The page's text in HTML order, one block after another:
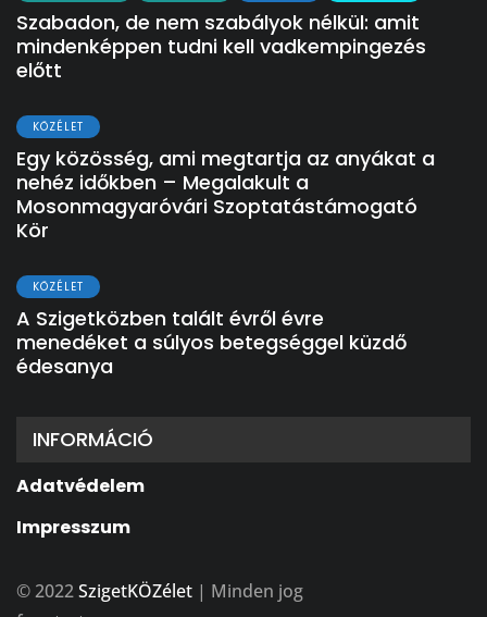
Szabadon, de nem szabályok nélkül: amit
mindenképpen tudni kell vadkempingezés
előtt
KÖZÉLET
Egy közösség, ami megtartja az anyákat a
nehéz időkben – Megalakult a
Mosonmagyaróvári Szoptatástámogató
Kör
KÖZÉLET
A Szigetközben talált évről évre
menedéket a súlyos betegséggel küzdő
édesanya
INFORMÁCIÓ
Adatvédelem
Impresszum
© 2022SzigetKÖZélet | Minden jog